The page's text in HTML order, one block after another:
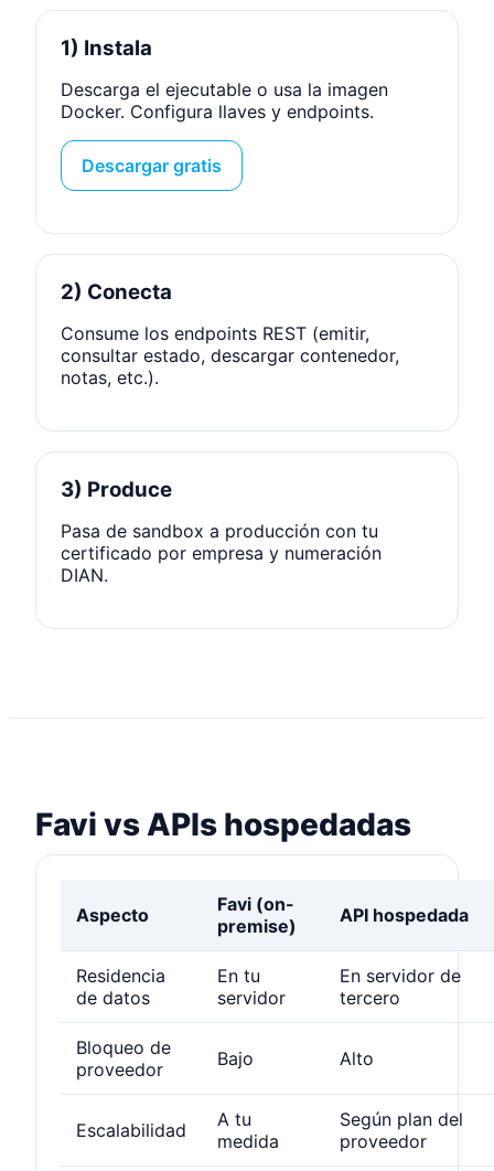
1) Instala
Descarga el ejecutable o usa la imagen
Docker. Configura llaves y endpoints.
Descargar gratis
2) Conecta
Consume los endpoints REST (emitir,
consultar estado, descargar contenedor,
notas, etc.).
3) Produce
Pasa de sandbox a producción con tu
certificado por empresa y numeración
DIAN.
Favi vs APIs hospedadas
Aspecto
Favi (on-
premise)
API hospedada
Residencia
de datos
En tu
servidor
En servidor de
tercero
Bloqueo de
proveedor
Bajo Alto
Escalabilidad
A tu
medida
Según plan del
proveedor